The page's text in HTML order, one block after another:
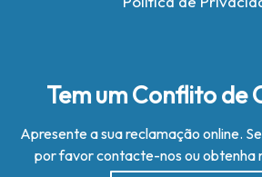
Tem um Conflito de
Apresente a sua reclamação online.
por favor contacte-nos ou obtenha